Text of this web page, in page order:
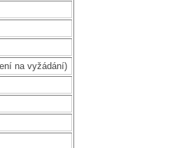
na vyžádání)